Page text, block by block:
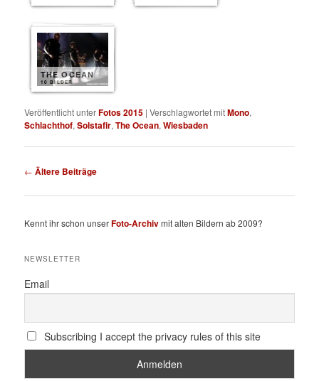
THE OCEAN
10 BILDER
Veröffentlicht unterFotos 2015 |Verschlagwortet mitMono,
Schlachthof,Solstafir,The Ocean,Wiesbaden
Beitragsnavigation
← Ältere Beiträge
Kennt ihr schon unserFoto-Archivmit alten Bildern ab 2009?
NEWSLETTER
Email
Subscribing I accept the privacy rules of this site